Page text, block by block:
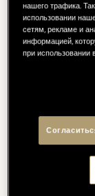
нашего трафика.
использовании
сетям, рекламе и
информацией,
при использовании